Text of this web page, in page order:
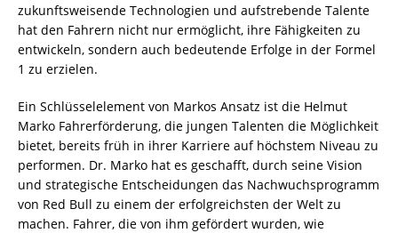
zukunftsweisende Technologien und aufstrebende Talente
hat den Fahrern nicht nur ermöglicht, ihre Fähigkeiten zu
entwickeln, sondern auch bedeutende Erfolge in der Formel
1 zu erzielen.
Ein Schlüsselelement von Markos Ansatz ist die Helmut
Marko Fahrerförderung, die jungen Talenten die Möglichkeit
bietet, bereits früh in ihrer Karriere auf höchstem Niveau zu
performen. Dr. Marko hat es geschafft, durch seine Vision
und strategische Entscheidungen das Nachwuchsprogramm
von Red Bull zu einem der erfolgreichsten der Welt zu
machen. Fahrer, die von ihm gefördert wurden, wie